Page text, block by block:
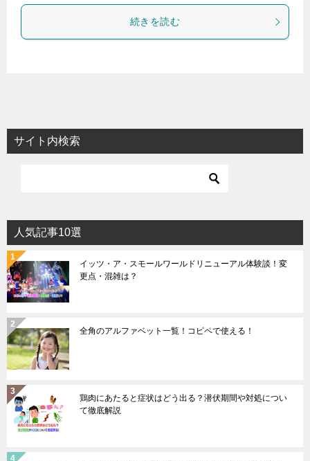
続きを読む
サイト内検索
人気記事10選
イッツ・ア・スモールワールドリニューアル体験談！変
更点・混雑は？
全角のアルファベット一覧！コピペで使える！
鶏肉にあたると症状はどう出る？潜伏期間や対処につい
て徹底解説